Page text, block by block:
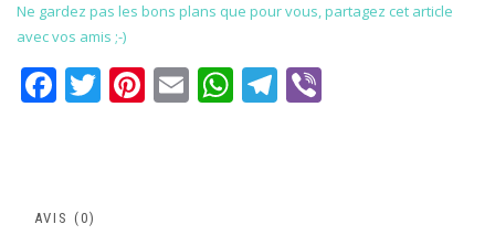
Ne gardez pas les bons plans que pour vous, partagez cet article
avec vos amis ;-)
Facebook
Twitter
Pinterest
EmailWhatsApp
Telegram
AVIS (0)